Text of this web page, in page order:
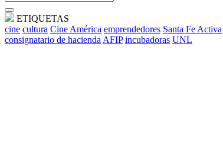
ETIQUETAS
cine cultura Cine América emprendedores Santa Fe Activa
consignatario de hacienda AFIP incubadoras UNL